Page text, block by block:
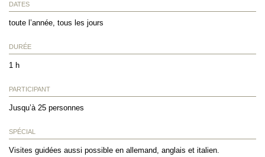
DATES
toute l’année, tous les jours
DURÉE
1 h
PARTICIPANT
Jusqu’à 25 personnes
SPÉCIAL
Visites guidées aussi possible en allemand, anglais et italien.